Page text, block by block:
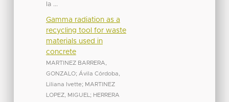
la ...
Gamma radiation as a
recycling tool for waste
materials used in
concrete
MARTINEZ BARRERA,
GONZALO; Ávila Córdoba,
Liliana Ivette; MARTINEZ
LOPEZ, MIGUEL ; HERRERA